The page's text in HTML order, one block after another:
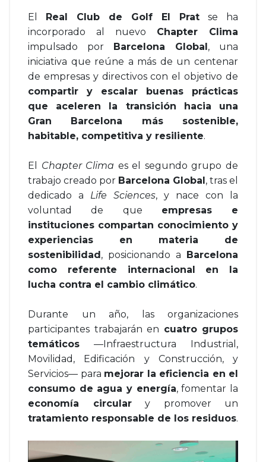
El Real Club de Golf El Prat se ha
incorporado al nuevo Chapter Clima
impulsado por Barcelona Global, una
iniciativa que reúne a más de un centenar
de empresas y directivos con el objetivo de
compartir y escalar buenas prácticas
que aceleren la transición hacia una
Gran Barcelona más sostenible,
habitable, competitiva y resiliente.
El Chapter Clima es el segundo grupo de
trabajo creado por Barcelona Global, tras el
dedicado a Life Sciences, y nace con la
voluntad de que empresas e
instituciones compartan conocimiento y
experiencias en materia de
sostenibilidad, posicionando a Barcelona
como referente internacional en la
lucha contra el cambio climático.
Durante un año, las organizaciones
participantes trabajarán en cuatro grupos
temáticos —Infraestructura Industrial,
Movilidad, Edificación y Construcción, y
Servicios— para mejorar la eficiencia en el
consumo de agua y energía, fomentar la
economía circulary promover un
tratamiento responsable de los residuos.